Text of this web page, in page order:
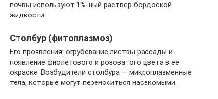
почвы используют 1%-ный раствор бордоской
жидкости.
Столбур (фитоплазмоз)
Его проявления: огрубевание листвы рассады и
появление фиолетового и розоватого цвета в ее
окраске. Возбудители столбура — микроплазменные
тела, которые могут переноситься насекомыми.